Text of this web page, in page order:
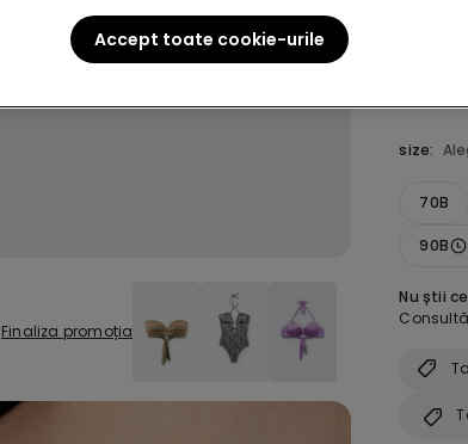
Finaliza promoția
size:
70B
90B
Nu știi
Accept toate cookie-urile